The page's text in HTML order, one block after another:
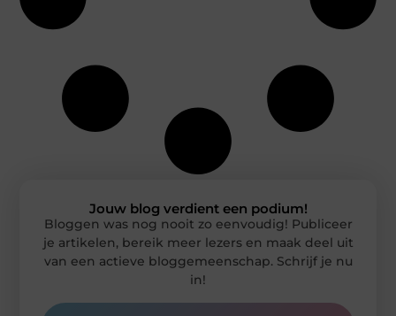
Jouw blog verdient een podium!
Bloggen was nog nooit zo eenvoudig! Publiceer
je artikelen, bereik meer lezers en maak deel uit
van een actieve bloggemeenschap. Schrijf je nu
in!